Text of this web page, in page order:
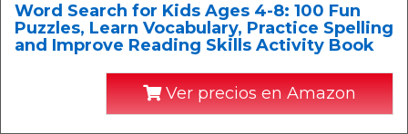
Word Search for Kids Ages 4-8: 100 Fun
Puzzles, Learn Vocabulary, Practice Spelling
and Improve Reading Skills Activity Book
Ver precios en Amazon